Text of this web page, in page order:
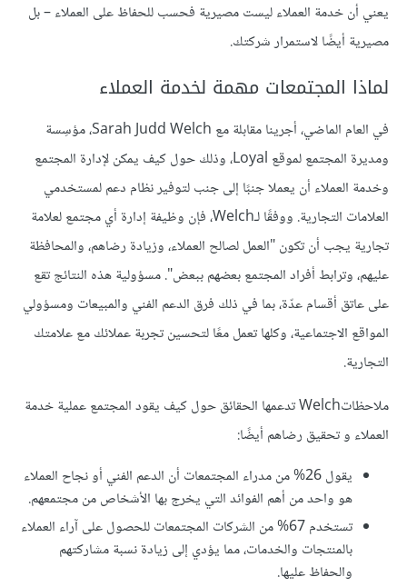
يعني أن خدمة العملاء ليست مصيرية فحسب للحفاظ على العملاء – بل
مصيرية أيضًا لاستمرار شركتك.
لماذا المجتمعات مهمة لخدمة العملاء
في العام الماضي، أجرينا مقابلة مع Sarah Judd Welch، مؤسِسة
ومديرة المجتمع لموقع Loyal، وذلك حول كيف يمكن لإدارة المجتمع
وخدمة العملاء أن يعملا جنبًا إلى جنب لتوفير نظام دعم لمستخدمي
العلامات التجارية. ووفقًا لـWelch، فإن وظيفة إدارة أي مجتمع لعلامة
تجارية يجب أن تكون "العمل لصالح العملاء، وزيادة رضاهم، والمحافظة
عليهم، وترابط أفراد المجتمع بعضهم ببعض". مسؤولية هذه النتائج تقع
على عاتق أقسام عدّة، بما في ذلك فرق الدعم الفني والمبيعات ومسؤولي
المواقع الاجتماعية، وكلها تعمل معًا لتحسين تجربة عملائك مع علامتك
التجارية.
ملاحظاتWelch تدعمها الحقائق حول كيف يقود المجتمع عملية خدمة
العملاء و تحقيق رضاهم أيضًا:
يقول 26% من مدراء المجتمعات أن الدعم الفني أو نجاح العملاء
هو واحد من أهم الفوائد التي يخرج بها الأشخاص من مجتمعهم.
تستخدم 67% من الشركات المجتمعات للحصول على آراء العملاء
بالمنتجات والخدمات، مما يؤدي إلى زيادة نسبة مشاركتهم
والحفاظ عليها.